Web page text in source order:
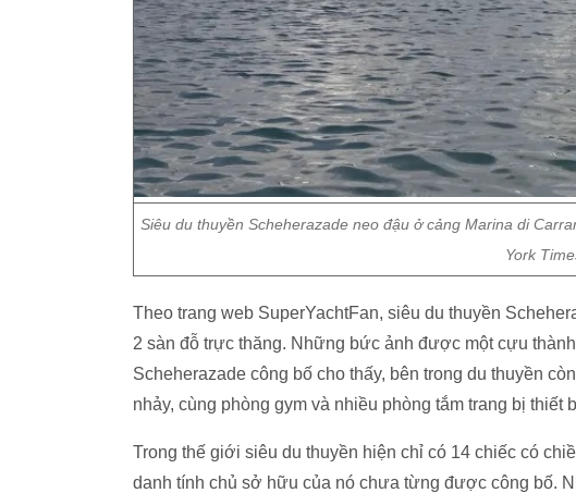
Siêu du thuyền Scheherazade neo đậu ở cảng Marina di
York
Theo trang web SuperYachtFan, siêu du thuyền
2 sàn đỗ trực thăng. Những bức ảnh được một cựu
Scheherazade công bố cho thấy, bên trong du thuyền
nhảy, cùng phòng gym và nhiều phòng tắm trang bị thiết
Trong thế giới siêu du thuyền hiện chỉ có 14 chiếc có
danh tính chủ sở hữu của nó chưa từng được công bố.